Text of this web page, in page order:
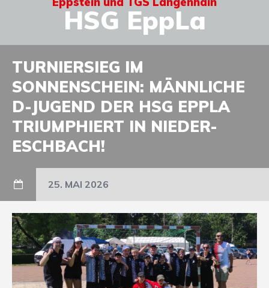
HSG EppLa
TURNIERSIEG IM
SONNENSCHEIN: MÄNNLICHE
D-JUGEND DER HSG EPPLA
TRIUMPHIERT IN NIEDER-
ESCHBACH!
25. MAI 2026